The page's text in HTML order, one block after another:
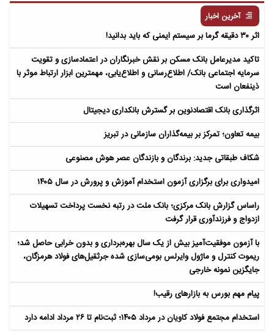
آخرین اخبار
اثر ۳۰ دقیقه گرما بر سیستم ایمنی که باید بدانید!
تاکید مدیرعامل بانک مسکن بر نقش خبرنگاران در اعتمادسازی و تقویت
سرمایه اجتماعی بانک/ اطلاع‌رسانی و اطلاع‌یابی، مهمترین ابزار ارتباط موثر با
ذینفعان است
اثرگذاری بانک اقتصادنوین بر گسترش بانکداری دیجیتال
بیمه تعاون؛ تمرکز بر بیمه‌گذاران سازمانی در تبریز
شکاف طبقاتی جدید: برندگان و بازندگان عصر هوش مصنوعی
امیدواری برای برگزاری آزمون استخدام آموزش و پرورش در سال ۱۴۰۵
راساس گزارش بانک مرکزی؛ بانک ملت در رتبه نخست پرداخت تسهیلات
ازدواج و فرزندآوری قرار گرفت
با آزمون موفقیت‌آمیز بیش از یک سال بهره‌برداری و بدون خرابی حاصل شد؛
ریموت کنترل و ماژول وایرلس بومی‌سازی شده جرثقیل‌های فولاد هرمزگان،
جایگزین نمونه خارجی
پیام مهم بورس به بازارهای رقیب!
استخدام مجتمع فولاد کاویان در مرداد ۱۴۰۵؛ ثبت‌نام تا ۲۶ مرداد ادامه دارد